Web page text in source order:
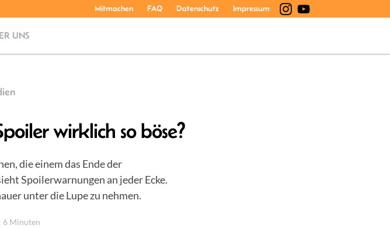
Mitmachen FAQ Datenschutz Impressum
UNS
wirklich so böse?
die einem das Ende der
Spoilerwarnungen an jeder Ecke.
unter die Lupe zu nehmen.
6 Minuten